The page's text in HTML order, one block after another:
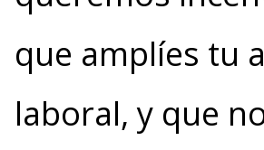
que amplíes tu
laboral, y que